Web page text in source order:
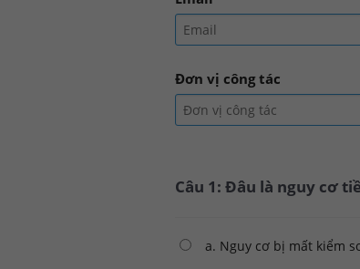
Đơn vị công tác
Câu 1: Đâu là nguy cơ
a. Nguy cơ bị mất kiểm